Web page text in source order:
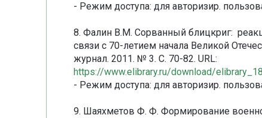
- Режим доступа: для авторизир.
8. Фалин В.М. Сорванный блицкриг:
связи с 70-летием начала Великой
журнал. 2011. № 3. С. 70-82. URL:
https://www.elibrary.ru/download/
- Режим доступа: для авторизир.
9. Шаяхметов Ф. Ф. Формирование